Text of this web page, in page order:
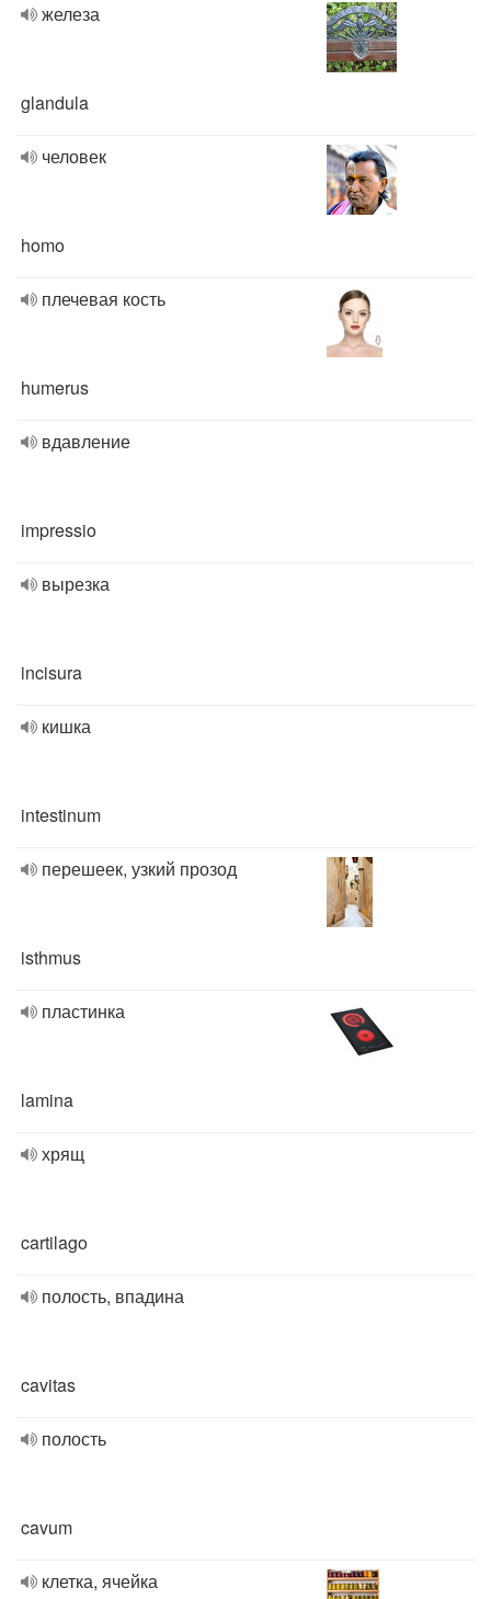
железа
glandula
человек
homo
плечевая кость
humerus
вдавление
impressio
вырезка
incisura
кишка
intestinum
перешеек, узкий прозод
isthmus
пластинка
lamina
хрящ
cartilago
полость, впадина
cavitas
полость
cavum
клетка, ячейка